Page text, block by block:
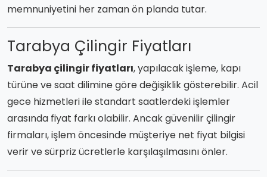
memnuniyetini her zaman ön planda tutar.
Tarabya Çilingir Fiyatları
Tarabya çilingir fiyatları, yapılacak işleme, kapı
türüne ve saat dilimine göre değişiklik gösterebilir. Acil
gece hizmetleri ile standart saatlerdeki işlemler
arasında fiyat farkı olabilir. Ancak güvenilir çilingir
firmaları, işlem öncesinde müşteriye net fiyat bilgisi
verir ve sürpriz ücretlerle karşılaşılmasını önler.